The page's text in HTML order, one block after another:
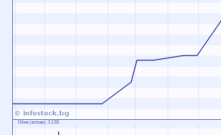
Обем (лотове): 3.53K